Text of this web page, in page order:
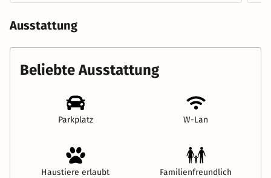
Ausstattung
Beliebte Ausstattung
Parkplatz W-Lan
Haustiere erlaubt Familienfreundlich